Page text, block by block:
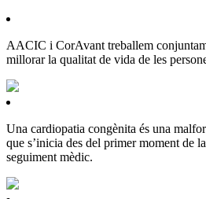
AACIC i CorAvant treballem
millorar la qualitat de vida de les
Una cardiopatia congènita és una
que s’inicia des del primer moment de
seguiment mèdic.